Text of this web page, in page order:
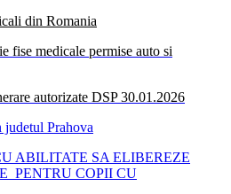
din Romania
fise medicale permise auto si
autorizate DSP 30.01.2026
Prahova
ABILITATE SA ELIBEREZE
PENTRU COPII CU